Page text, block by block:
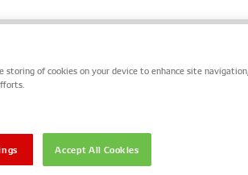
po numerze VIN / numerze ramy.
storing of cookies on your device to enhance site navigation,
Accept All Cookies